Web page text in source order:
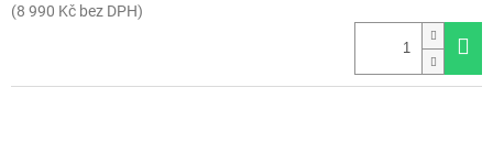
(8 990 Kč bez DPH)